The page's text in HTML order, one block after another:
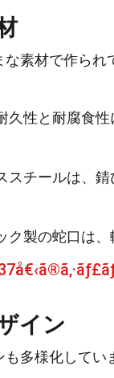
な素材で作ら
久性と耐腐食
スチールは、
ク製の蛇口は
イン
も多様化して